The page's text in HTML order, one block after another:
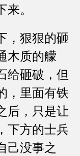
。
狠狠的砸
木质的艨
给砸破，但
，里面有铁
后，只是让
下方的士兵
己没事之